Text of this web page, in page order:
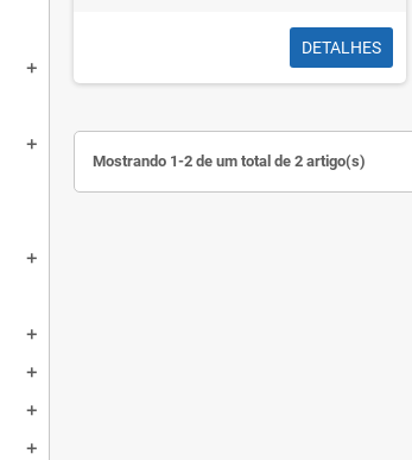
add
add
add
add
add
add
add
DETALHES
Mostrando 1-2 de um total de 2 artigo(s)